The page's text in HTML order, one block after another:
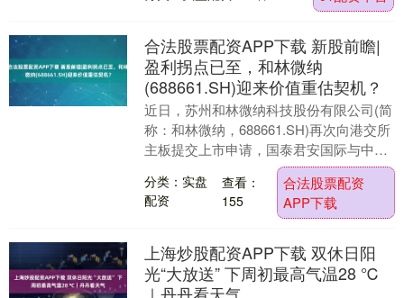
合法股票配资APP下载 新股前瞻|
盈利拐点已至，和林微纳
(688661.SH)迎来价值重估契机？
近日，苏州和林微纳科技股份有限公司(简
称：和林微纳，688661.SH)再次向港交所
主板提交上市申请，国泰君安国际与中信
建投国际担任联席保荐人。这是该公司继
20....
分类：实盘
配资
查看：
155
合法股票配资
APP下载
上海炒股配资APP下载 双休日阳
光“大放送” 下周初最高气温28 ℃
｜丹丹看天气